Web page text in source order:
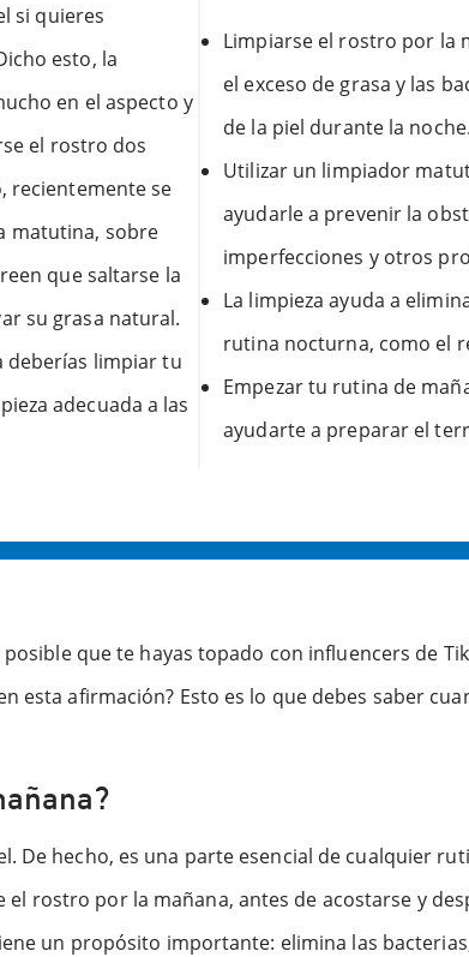
si quieres
esto, la
en el aspecto y
el rostro dos
recientemente se
matutina, sobre
que saltarse la
su grasa natural.
deberías limpiar tu
adecuada a las
Limpiarse el rostro por la
el exceso de grasa y las
de la piel durante la noche.
Utilizar un limpiador
ayudarle a prevenir la
imperfecciones y otros
La limpieza ayuda a
rutina nocturna, como el
Empezar tu rutina de
ayudarte a preparar el
que te hayas topado con influencers de
esta afirmación? Esto es lo que debes saber
hecho, es una parte esencial de cualquier
rostro por la mañana, antes de acostarse y
un propósito importante: elimina las